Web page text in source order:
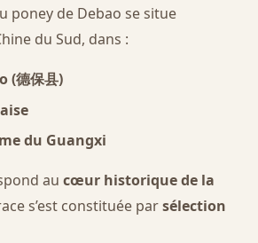
poney de Debao se situe
du Sud, dans :
(德保县)
du Guangxi
au cœur historique de la
s’est constituée parsélection